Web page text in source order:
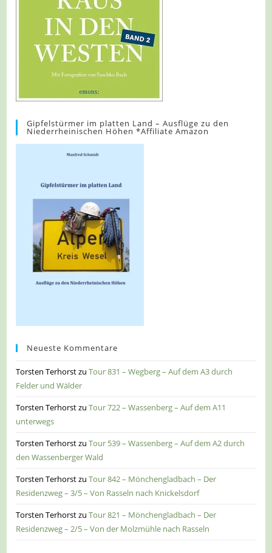
Gipfelstürmer im platten Land – Ausflüge zu den
Niederrheinischen Höhen *Affiliate Amazon
Neueste Kommentare
Torsten TerhorstzuTour 831 – Wegberg – Auf dem A3 durch
Felder und Wälder
Torsten TerhorstzuTour 722 – Wassenberg – Auf dem A11
unterwegs
Torsten TerhorstzuTour 539 – Wassenberg – Auf dem A2 durch
den Wassenberger Wald
Torsten TerhorstzuTour 842 – Mönchengladbach – Der
Residenzweg – 3/5 – Von Rasseln nach Knickelsdorf
Torsten TerhorstzuTour 821 – Mönchengladbach – Der
Residenzweg – 2/5 – Von der Molzmühle nach Rasseln